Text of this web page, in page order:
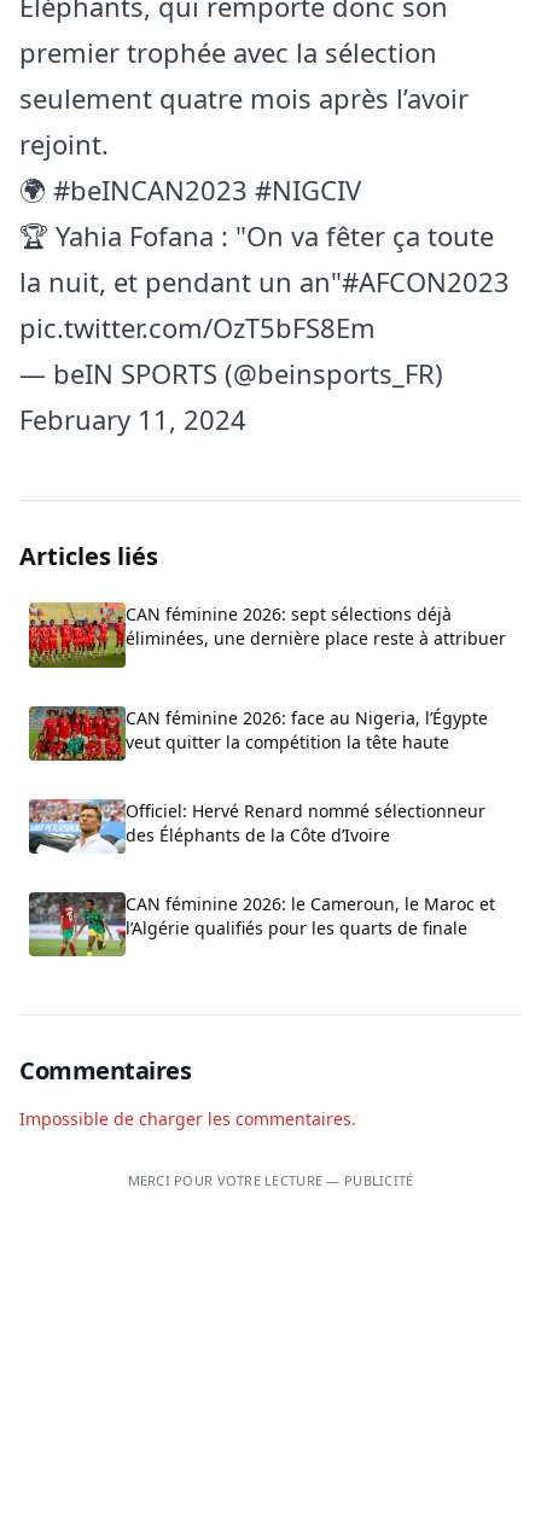
premier trophée avec la sélection
seulement quatre mois après l’avoir
rejoint.
🌍 #beINCAN2023 #NIGCIV
🏆 Yahia Fofana : "On va fêter ça toute
la nuit, et pendant un an"#AFCON2023
pic.twitter.com/OzT5bFS8Em
— beIN SPORTS (@beinsports_FR)
February 11, 2024
Articles liés
CAN féminine 2026: sept sélections déjà
éliminées, une dernière place reste à attribuer
CAN féminine 2026: face au Nigeria, l’Égypte
veut quitter la compétition la tête haute
Officiel: Hervé Renard nommé sélectionneur
des Éléphants de la Côte d’Ivoire
CAN féminine 2026: le Cameroun, le Maroc et
l’Algérie qualifiés pour les quarts de finale
Commentaires
Impossible de charger les commentaires.
MERCI POUR VOTRE LECTURE — PUBLICITÉ